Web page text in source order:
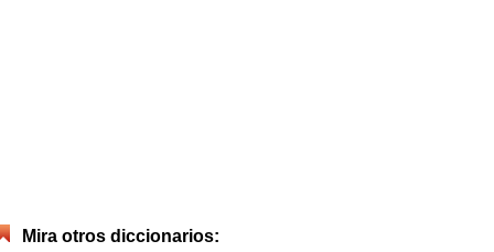
Mira otros diccionarios: